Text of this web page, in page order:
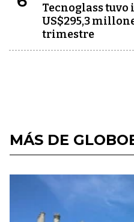
Tecnoglass tuvo
US$295,3
trimestre
MÁS DE